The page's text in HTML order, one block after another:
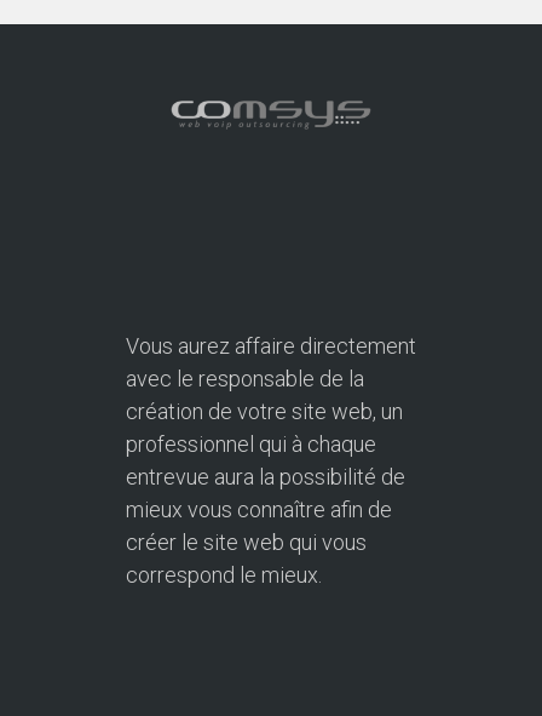
Vous aurez affaire directement
avec le responsable de la
création de votre site web, un
professionnel qui à chaque
entrevue aura la possibilité de
mieux vous connaître afin de
créer le site web qui vous
correspond le mieux.